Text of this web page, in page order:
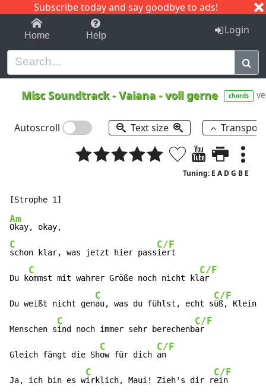
Subscribe today and say goodbye to ads!
1-9 C I J
Home Help Login
Misc Soundtrack-Vaiana - voll gerne chords
Autoscroll Text size
Tuning: E A D G B E
Am
C
schon klar, was jetzt hier pass
C/F
iert
Du k
C
ommst mit wahrer Größe noch nicht kl
C/F
ar
Du weißt nicht gen
C
au, was du fühlst, echt s
C/F
üß, Kleine
Menschen s
C
ind noch immer sehr berechenb
C/F
ar
Gleich fängt die Sh
C
ow für dich
C/F
an
Ja, ich bin es w
C
irklich, Maui! Zieh's dir r
C/F
ein